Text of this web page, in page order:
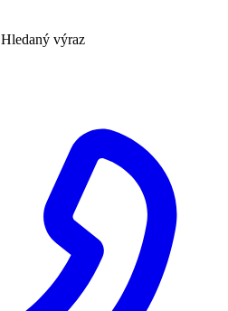
Hledaný výraz